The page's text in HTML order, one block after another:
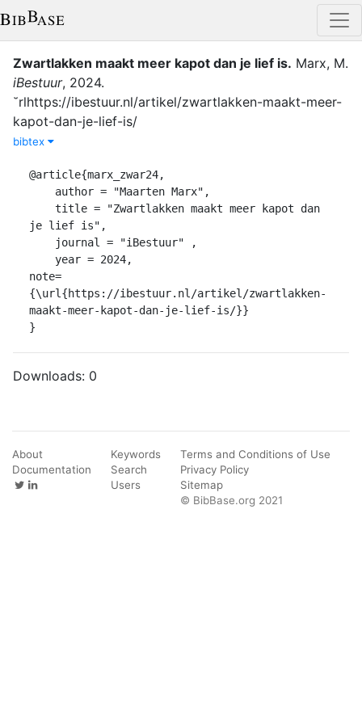
Zwartlakken maakt meer kapot dan je lief is. Marx, M.
iBestuur, 2024.
˘rlhttps://ibestuur.nl/artikel/zwartlakken-maakt-meer-
kapot-dan-je-lief-is/
bibtex
@article{marx_zwar24,
je lief is",
note=
{\url{https://ibestuur.nl/artikel/zwartlakken-
maakt-meer-kapot-dan-je-lief-is/}}
}
Downloads: 0
About
Documentation
Keywords
Search
Users
Terms and Conditions of Use
Privacy Policy
Sitemap
© BibBase.org 2021